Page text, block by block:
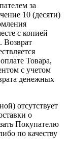
за
10 (десяти)
с копией
Возврат
Товара,
с учетом
денежных
отсутствует
о
Покупателю
по качеству